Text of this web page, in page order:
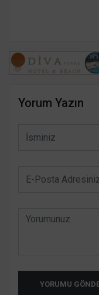
Yorum Yazın
YORUMU